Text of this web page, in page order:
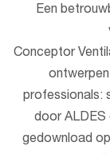
Een
Conceptor
professionals:
door ALDES
gedownload